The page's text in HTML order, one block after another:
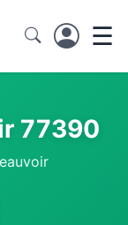
☰
77390